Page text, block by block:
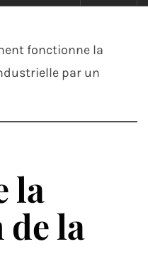
fonctionne la
par un
la
la